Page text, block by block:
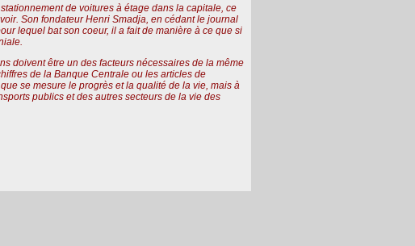
de voitures à étage dans la capitale, ce
Son fondateur Henri Smadja, en cédant le journal
lequel bat son coeur, il a fait de manière à ce que si
doivent être un des facteurs nécessaires de la même
de la Banque Centrale ou les articles de
se mesure le progrès et la qualité de la vie, mais à
publics et des autres secteurs de la vie des